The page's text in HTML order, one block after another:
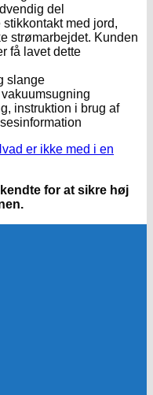
del
med jord,
strømarbejdet. Kunden
få lavet dette
slange
instruktion i brug af
er ikke med i en
for at sikre høj